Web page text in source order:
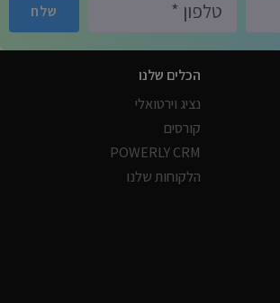
שלח
הכלים שלנו
נציג וירטואלי
קורסים
POWERLY CRM
הלקוחות שלנו